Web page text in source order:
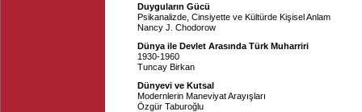
Duyguların Gücü
Psikanalizde, Cinsiyette ve Kültürde Kişisel Anlam
Nancy J. Chodorow
Dünya ile Devlet Arasında Türk Muharriri
1930-1960
Tuncay Birkan
Dünyevi ve Kutsal
Modernlerin Maneviyat Arayışları
Özgür Taburoğlu